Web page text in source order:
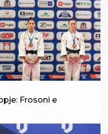
Frosoni e